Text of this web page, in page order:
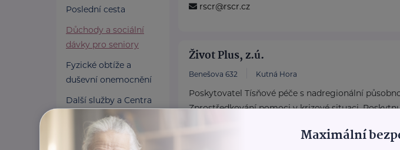
Poslední cesta
Důchody a sociální
dávky pro seniory
Fyzické obtíže a
duševní onemocnění
Další služby a Centra
duševního zdraví
Osobní asistence
rscr@rscr.cz
Život Plus, z.ú.
Benešova 632 Kutná Hora
Poskytovatel Tísňové péče s nadregionální
Zprostředkování pomoci v krizové situaci.
Maximální